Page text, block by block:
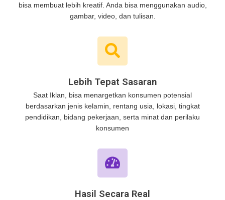
bisa membuat lebih kreatif. Anda bisa menggunakan audio,
gambar, video, dan tulisan.
Lebih Tepat Sasaran
Saat Iklan, bisa menargetkan konsumen potensial
berdasarkan jenis kelamin, rentang usia, lokasi, tingkat
pendidikan, bidang pekerjaan, serta minat dan perilaku
konsumen
Hasil Secara Real